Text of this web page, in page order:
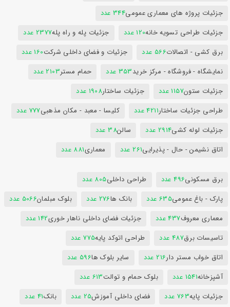
جزئیات پروژه های معماری عمومی344 عدد
جزئیات طراحی تسویه خانه120 عدد جزئیات پله و راه پله2377 عدد
برق کشی - اتصالات566 عدد جزئیات و فضای داخلی شرکت160 عدد
نمایشگاه - فروشگاه - مرکز خرید353 عدد حمام مستر2103 عدد
جزئیات ستون1157 عدد جزئیات ساختار1908 عدد
طراحی جزئیات ساختار4211 عدد کلیسا - معبد - مکان مذهبی777 عدد
جزئیات لوله کشی2914 عدد سالن38 عدد
اتاق نشیمن - حال - پذیرایی261 عدد معماری881 عدد
برق مسکونی496 عدد طراحی داخلی805 عدد
پارک - باغ عمومی635 عدد بانک ها276 عدد بلوک مبلمان5066 عدد
معماری معروف437 عدد جزئیات فضای داخلی ناهار خوری142 عدد
تاسیسات برق487 عدد طراحی اتوکد پایه775 عدد
اتاق خواب مستر دار216 عدد سایر بلوک ها596 عدد
آشپزخانه1541 عدد بلوک حمام و توالت613 عدد
جزئیات پایه763 عدد فضای داخلی آموزش25 عدد بانک41 عدد